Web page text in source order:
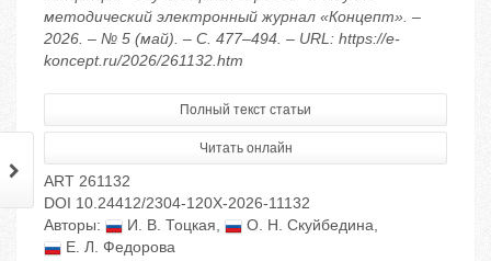
методический электронный журнал «Концепт». –
2026. – № 5 (май). – С. 477–494. – URL: https://e-
koncept.ru/2026/261132.htm
Полный текст статьи
Читать онлайн
ART 261132
DOI 10.24412/2304-120X-2026-11132
Авторы:
И. В. Тоцкая, О. Н. Скуйбедина,
Е. Л. Федорова